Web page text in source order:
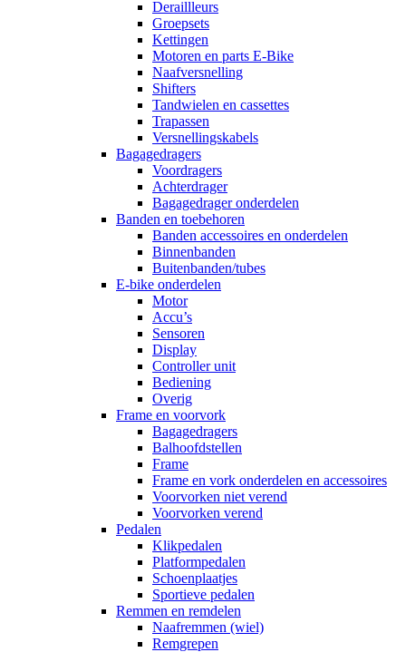
Deraillleurs
Groepsets
Kettingen
Motoren en parts E-Bike
Naafversnelling
Shifters
Tandwielen en cassettes
Trapassen
Versnellingskabels
Bagagedragers
Voordragers
Achterdrager
Bagagedrager onderdelen
Banden en toebehoren
Banden accessoires en onderdelen
Binnenbanden
Buitenbanden/tubes
E-bike onderdelen
Motor
Accu’s
Sensoren
Display
Controller unit
Bediening
Overig
Frame en voorvork
Bagagedragers
Balhoofdstellen
Frame
Frame en vork onderdelen en accessoires
Voorvorken niet verend
Voorvorken verend
Pedalen
Klikpedalen
Platformpedalen
Schoenplaatjes
Sportieve pedalen
Remmen en remdelen
Naafremmen (wiel)
Remgrepen